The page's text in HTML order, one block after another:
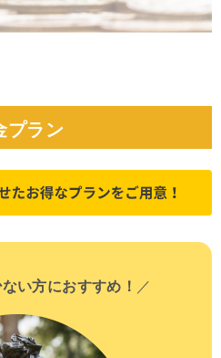
プラン
い方におすすめ！ ／